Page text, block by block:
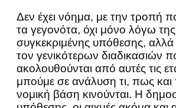
Δεν έχει νόημα, με την τροπή
τα γεγονότα, όχι μόνο λόγω της
συγκεκριμένης υπόθεσης,
τον γενικότερων διαδικασιών
ακολουθούνται από αυτές τις
μπούμε σε ανάλυση τι, πως
νομική βάση κινούνται. Η